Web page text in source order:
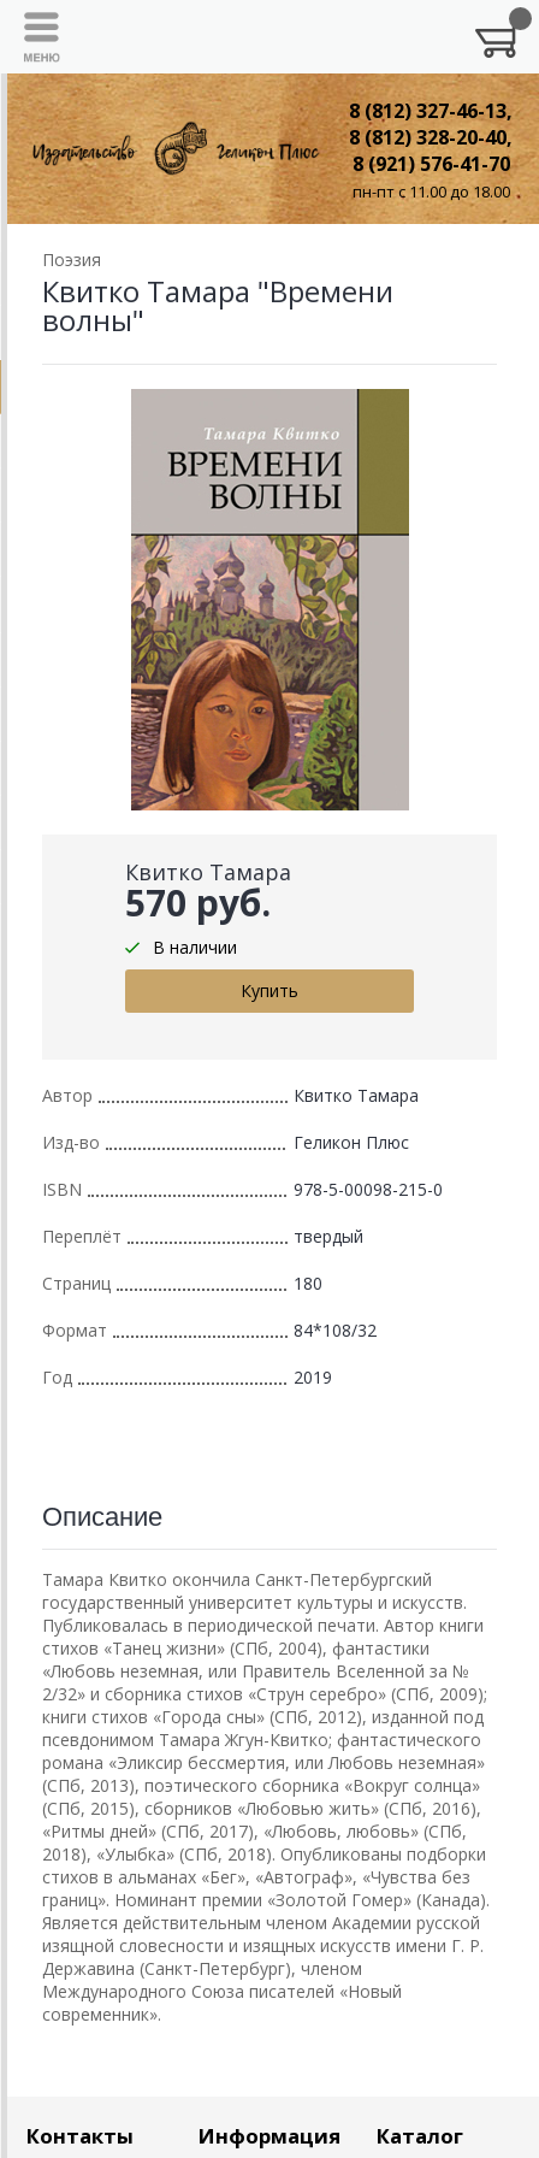
8 (812) 327-46-13,
8 (812) 328-20-40,
8 (921) 576-41-70
пн-пт с 11.00 до 18.00
Поэзия
Квитко Тамара "Времени
волны"
Квитко Тамара
570 руб.
В наличии
Автор Квитко Тамара
Изд-во Геликон Плюс
ISBN 978-5-00098-215-0
Переплёт твердый
Страниц 180
Формат 84*108/32
Год 2019
Описание
Тамара Квитко окончила Санкт-Петербургский
государственный университет культуры и искусств.
Публиковалась в периодической печати. Автор книги
стихов «Танец жизни» (СПб, 2004), фантастики
«Любовь неземная, или Правитель Вселенной за №
2/32» и сборника стихов «Струн серебро» (СПб, 2009);
книги стихов «Города сны» (СПб, 2012), изданной под
псевдонимом Тамара Жгун-Квитко; фантастического
романа «Эликсир бессмертия, или Любовь неземная»
(СПб, 2013), поэтического сборника «Вокруг солнца»
(СПб, 2015), сборников «Любовью жить» (СПб, 2016),
«Ритмы дней» (СПб, 2017), «Любовь, любовь» (СПб,
2018), «Улыбка» (СПб, 2018). Опубликованы подборки
стихов в альманах «Бег», «Автограф», «Чувства без
границ». Номинант премии «Золотой Гомер» (Канада).
Является действительным членом Академии русской
изящной словесности и изящных искусств имени Г. Р.
Державина (Санкт-Петербург), членом
Международного Союза писателей «Новый
современник».
Контакты Информация Каталог